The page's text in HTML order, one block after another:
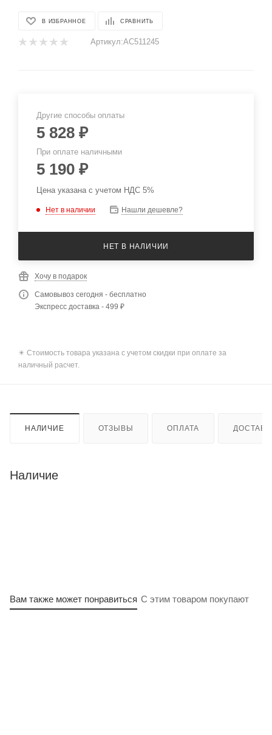
В ИЗБРАННОЕ СРАВНИТЬ
Артикул:AC511245
Другие способы оплаты
5 828 ₽
При оплате наличными
5 190 ₽
Цена указана с учетом НДС 5%
Нет в наличии Нашли дешевле?
НЕТ В НАЛИЧИИ
Хочу в подарок
Самовывоз сегодня - бесплатно
Экспресс доставка - 499 ₽
✴️ Стоимость товара указана с учетом скидки при оплате за
наличный расчет.
НАЛИЧИЕ ОТЗЫВЫ ОПЛАТА
Наличие
Вам также может понравиться С этим товаром покупают